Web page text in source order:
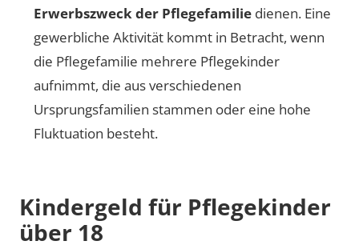
Erwerbszweck der Pflegefamilie dienen. Eine
gewerbliche Aktivität kommt in Betracht, wenn
die Pflegefamilie mehrere Pflegekinder
aufnimmt, die aus verschiedenen
Ursprungsfamilien stammen oder eine hohe
Fluktuation besteht.
Kindergeld für Pflegekinder
über 18